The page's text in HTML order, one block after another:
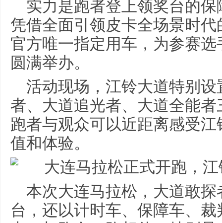
实力是跑者登上领奖台的
凭借全面引领皮卡全场景时
官方唯一指定用车，为参赛
圆满举办。
活动现场，江铃大道特别
者、大道追光者、大道全能
跑者与观众可以近距离感受
值和体验。
本次大连马拉松，大道敢
台，还以计时车、保障车、